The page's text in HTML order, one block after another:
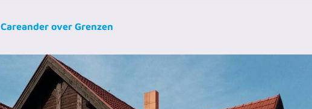
Careander over Grenzen